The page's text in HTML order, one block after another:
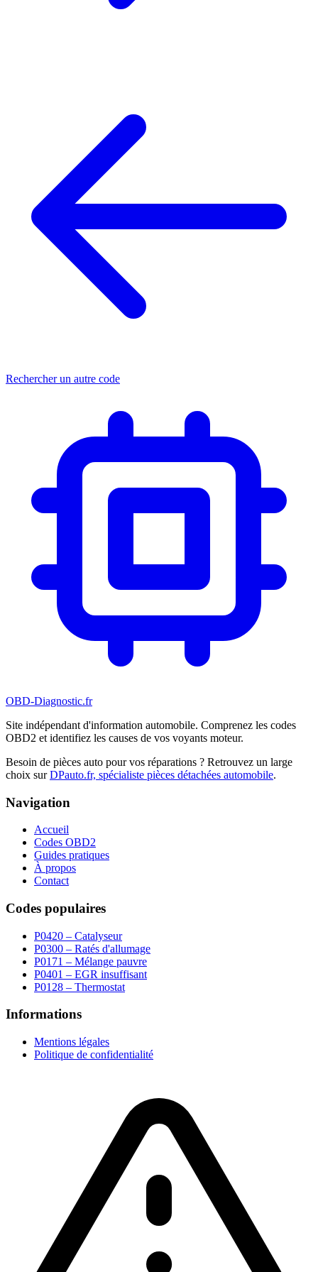
Rechercher un autre code
OBD-Diagnostic.fr
Site indépendant d'information automobile. Comprenez les codes
OBD2 et identifiez les causes de vos voyants moteur.
Besoin de pièces auto pour vos réparations ? Retrouvez un large
choix sur DPauto.fr, spécialiste pièces détachées automobile.
Navigation
Accueil
Codes OBD2
Guides pratiques
À propos
Contact
Codes populaires
P0420 – Catalyseur
P0300 – Ratés d'allumage
P0171 – Mélange pauvre
P0401 – EGR insuffisant
P0128 – Thermostat
Informations
Mentions légales
Politique de confidentialité